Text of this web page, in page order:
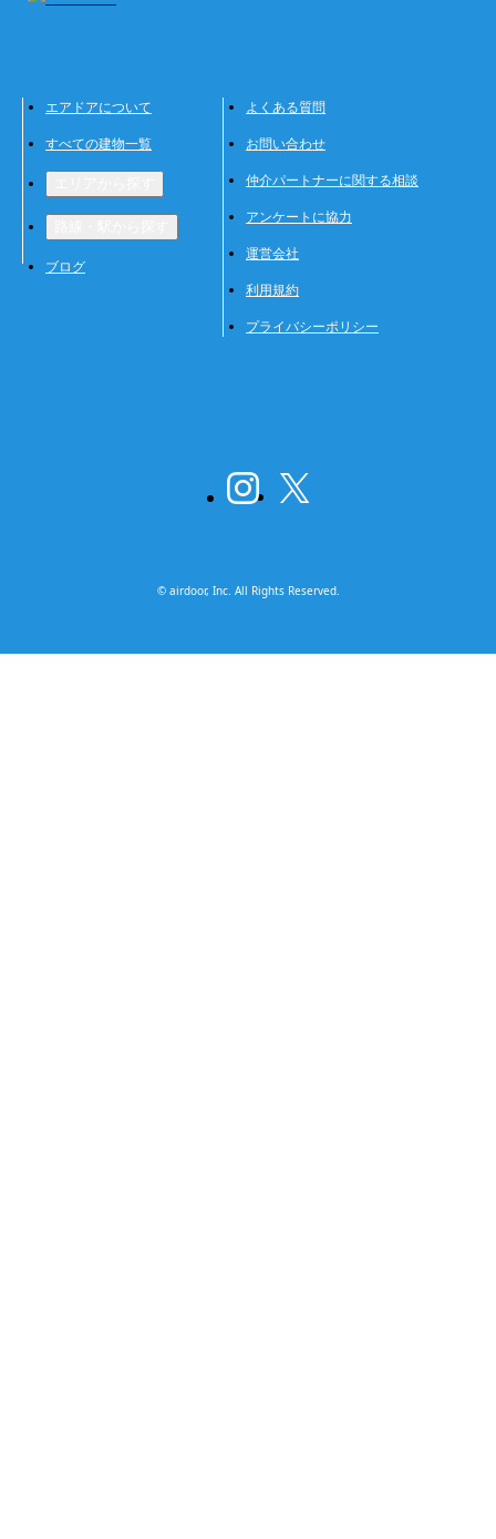
エアドアについて
すべての建物一覧
ブログ
よくある質問
お問い合わせ
仲介パートナーに関する相談
アンケートに協力
運営会社
利用規約
プライバシーポリシー
© airdoor, Inc. All Rights Reserved.